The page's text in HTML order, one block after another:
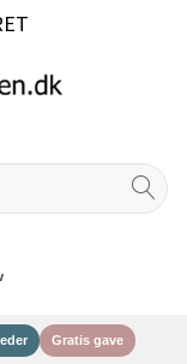
Gratis gave